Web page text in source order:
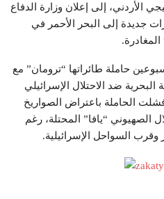
الأردني، إلى إعلان وزارة الدفاع
جديدة إلى البحر الأحمر في
حاملة طائراتها “ترومان” مع
البحرية ضد الاحتلال الإسرائيلي
الحاملة باعتراض الصواريخ
الصهيوني “يافا” المحتلة، رغم
وقرب السواحل الإسرائيلية.